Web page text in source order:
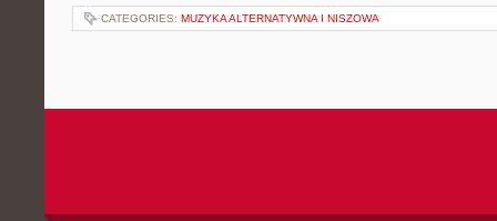
CATEGORIES: MUZYKA ALTERNATYWNA I NISZOWA